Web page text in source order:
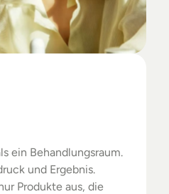
ein Behandlungsraum.
und Ergebnis.
Produkte aus, die